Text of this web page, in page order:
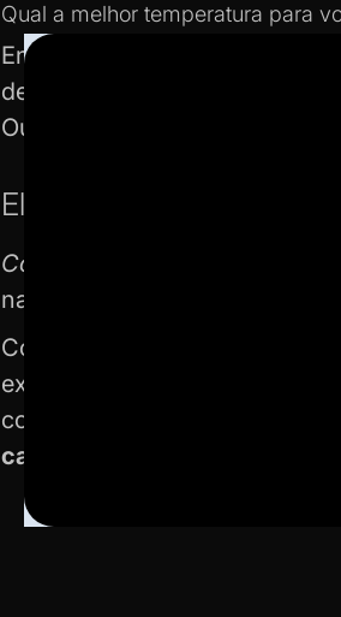
Qual a melhor temperatura para
Entre 165°C a 187°C, para
depender do seu gosto. Há
Outra gostam de um vapor
Eletrônico para fumar
Como parar de fumar cigarro?
nada é tão satisfatório
Como é muito difícil controlar
experiência semelhante, e
colaterais de quem está
camomila